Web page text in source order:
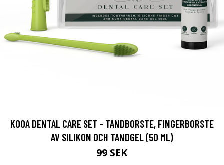
KOOA DENTAL CARE SET - TANDBORSTE, FINGERBORSTE
AV SILIKON OCH TANDGEL (50 ML)
99 SEK